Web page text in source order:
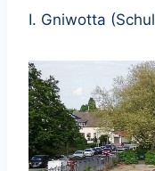
I. Gniwotta